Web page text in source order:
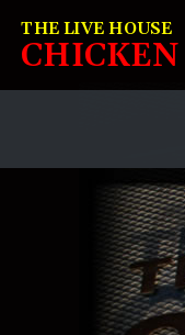
THE LIVE HOUSE
CHICKEN